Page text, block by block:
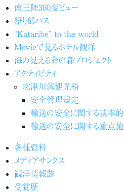
南三陸360度ビュー
語り部バス
“Kataribe” to the world
Movieで見るホテル観洋
海の見える命の森プロジェクト
アクティビティ
志津川湾観光船
安全管理規定
輸送の安全に関する基本
輸送の安全に関する重点
各種資料
メディアサンクス
観洋情報誌
受賞歴